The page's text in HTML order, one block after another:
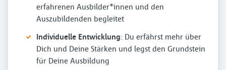
erfahrenen Ausbilder*innen und den
Auszubildenden begleitet
Individuelle Entwicklung: Du erfährst mehr über
Dich und Deine Stärken und legst den Grundstein
für Deine Ausbildung